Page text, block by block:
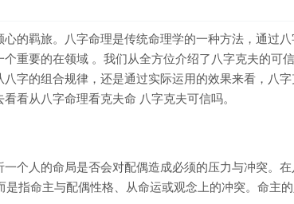
的羁旅。八字命理是传统命理学的一种方法，通过
重要的在领域 。我们从全方位介绍了八字克夫的可
字的组合规律，还是通过实际运用的效果来看，八
看从八字命理看克夫命 八字克夫可信吗。
个人的命局是否会对配偶造成必须的压力与冲突。
是指命主与配偶性格、从命运或观念上的冲突。命主